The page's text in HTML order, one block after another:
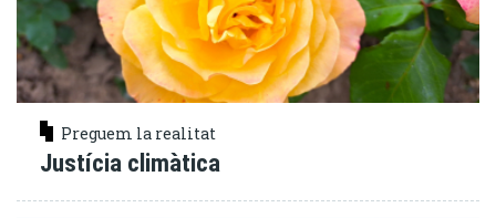
Preguem la realitat
Justícia climàtica